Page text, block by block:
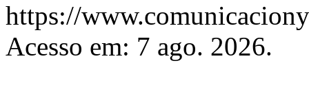
https://
Acesso em: 7 ago. 2026.